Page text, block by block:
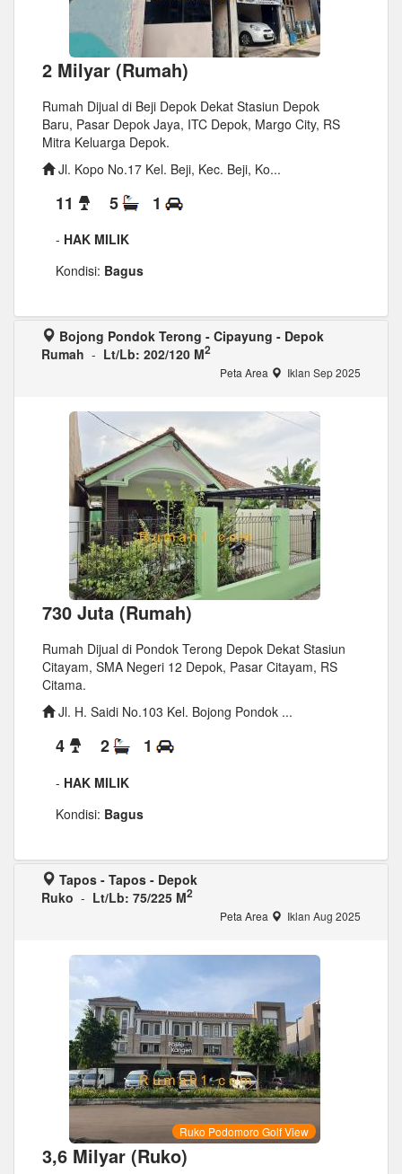
2 Milyar (Rumah)
Rumah Dijual di Beji Depok Dekat Stasiun Depok
Baru, Pasar Depok Jaya, ITC Depok, Margo City, RS
Mitra Keluarga Depok.
Jl. Kopo No.17 Kel. Beji, Kec. Beji, Ko...
11 5 1
- HAK MILIK
Kondisi: Bagus
Bojong Pondok Terong - Cipayung - Depok
Rumah - Lt/Lb: 202/120 M2
Peta Area Iklan Sep 2025
730 Juta (Rumah)
Rumah Dijual di Pondok Terong Depok Dekat Stasiun
Citayam, SMA Negeri 12 Depok, Pasar Citayam, RS
Citama.
Jl. H. Saidi No.103 Kel. Bojong Pondok ...
4 2 1
- HAK MILIK
Kondisi: Bagus
Tapos - Tapos - Depok
Ruko - Lt/Lb: 75/225 M2
Peta Area Iklan Aug 2025
Ruko Podomoro Golf View
3,6 Milyar (Ruko)